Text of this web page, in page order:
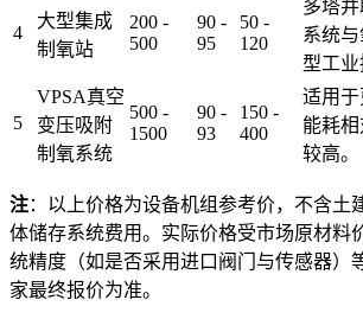
4
大型集成
制氧站
200 -
500
90 -
95
50 -
120
多塔并
系统
型工业
5
VPSA真空
变压吸附
制氧系统
500 -
1500
90 -
93
150 -
400
适用于
能耗
较高。
注：以上价格为设备机组参考价，不含土
体储存系统费用。实际价格受市场原材料
统精度（如是否采用进口阀门与传感器）
家最终报价为准。